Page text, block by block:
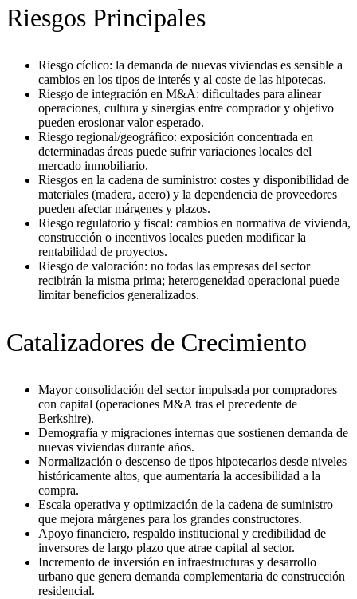
Riesgos Principales
Riesgo cíclico: la demanda de nuevas viviendas es sensible a
cambios en los tipos de interés y al coste de las hipotecas.
Riesgo de integración en M&A: dificultades para alinear
operaciones, cultura y sinergias entre comprador y objetivo
pueden erosionar valor esperado.
Riesgo regional/geográfico: exposición concentrada en
determinadas áreas puede sufrir variaciones locales del
mercado inmobiliario.
Riesgos en la cadena de suministro: costes y disponibilidad de
materiales (madera, acero) y la dependencia de proveedores
pueden afectar márgenes y plazos.
Riesgo regulatorio y fiscal: cambios en normativa de vivienda,
construcción o incentivos locales pueden modificar la
rentabilidad de proyectos.
Riesgo de valoración: no todas las empresas del sector
recibirán la misma prima; heterogeneidad operacional puede
limitar beneficios generalizados.
Catalizadores de Crecimiento
Mayor consolidación del sector impulsada por compradores
con capital (operaciones M&A tras el precedente de
Berkshire).
Demografía y migraciones internas que sostienen demanda de
nuevas viviendas durante años.
Normalización o descenso de tipos hipotecarios desde niveles
históricamente altos, que aumentaría la accesibilidad a la
compra.
Escala operativa y optimización de la cadena de suministro
que mejora márgenes para los grandes constructores.
Apoyo financiero, respaldo institucional y credibilidad de
inversores de largo plazo que atrae capital al sector.
Incremento de inversión en infraestructuras y desarrollo
urbano que genera demanda complementaria de construcción
residencial.